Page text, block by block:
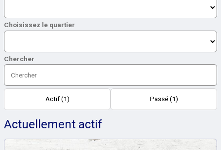
Choisissez le quartier
Chercher
Actuellement actif
Actif (1) Passé (1)